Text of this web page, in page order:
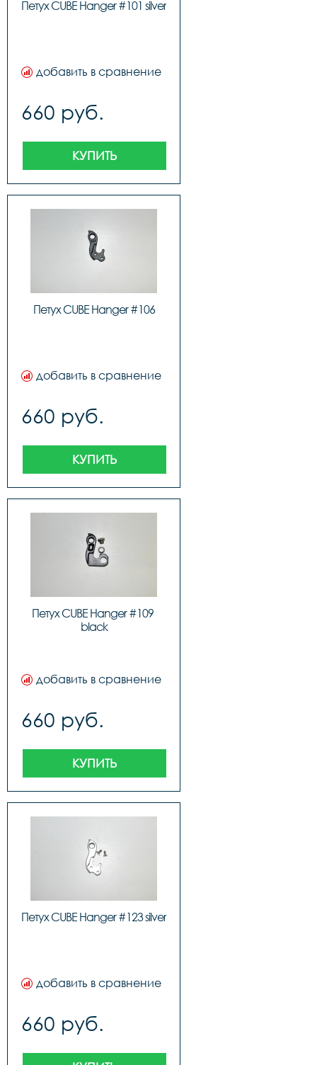
Петух CUBE Hanger #101 silver
добавить в сравнение
660 руб.
КУПИТЬ
Петух CUBE Hanger #106
добавить в сравнение
660 руб.
КУПИТЬ
Петух CUBE Hanger #109
black
добавить в сравнение
660 руб.
КУПИТЬ
Петух CUBE Hanger #123 silver
добавить в сравнение
660 руб.